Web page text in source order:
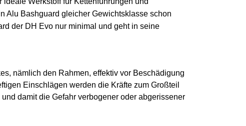
Alu Bashguard gleicher Gewichtsklasse schon
der DH Evo nur minimal und geht in seine
nämlich den Rahmen, effektiv vor Beschädigung
Einschlägen werden die Kräfte zum Großteil
damit die Gefahr verbogener oder abgerissener